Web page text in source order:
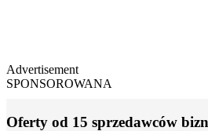
Advertisement
SPONSOROWANA
Oferty od 15 sprzedawców